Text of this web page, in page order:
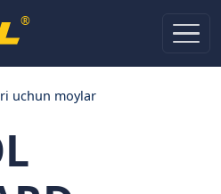
®
uchun moylar